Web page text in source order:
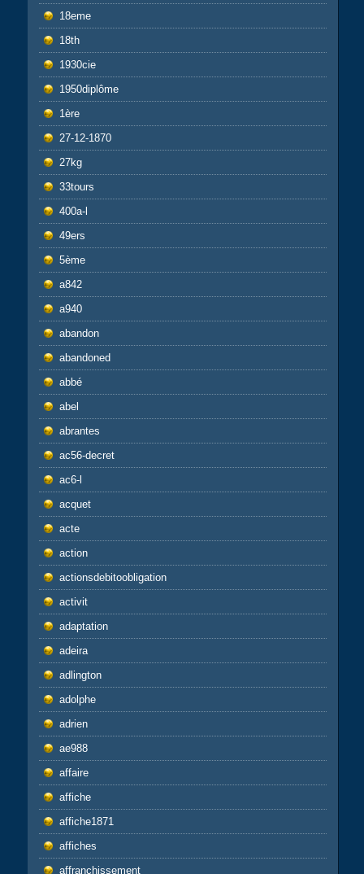
18eme
18th
1930cie
1950diplôme
1ère
27-12-1870
27kg
33tours
400a-l
49ers
5ème
a842
a940
abandon
abandoned
abbé
abel
abrantes
ac56-decret
ac6-l
acquet
acte
action
actionsdebitoobligation
activit
adaptation
adeira
adlington
adolphe
adrien
ae988
affaire
affiche
affiche1871
affiches
affranchissement